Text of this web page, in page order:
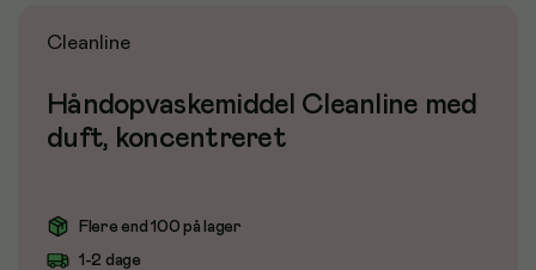
Cleanline
Håndopvaskemiddel Cleanline med
duft, koncentreret
Flere end 100 på lager
1-2 dage